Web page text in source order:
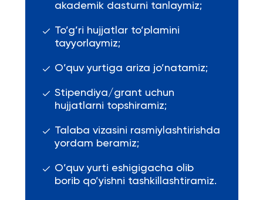
akademik dasturni tanlaymiz;
To’g’ri hujjatlar to’plamini
tayyorlaymiz;
O’quv yurtiga ariza jo’natamiz;
Stipendiya/grant uchun
hujjatlarni topshiramiz;
Talaba vizasini rasmiylashtirishda
yordam beramiz;
O’quv yurti eshigigacha olib
borib qo’yishni tashkillashtiramiz.